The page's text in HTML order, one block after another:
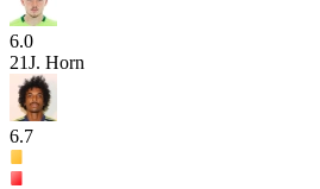
6.0
21J. Horn
6.7